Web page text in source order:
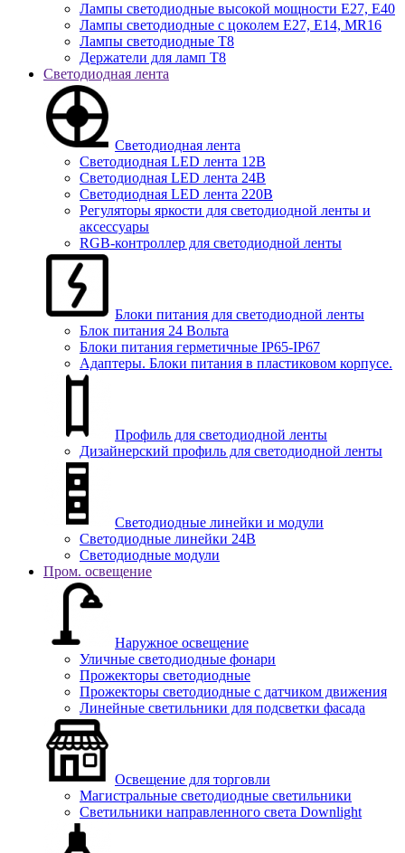
Лампы светодиодные высокой мощности Е27, Е40
Лампы светодиодные с цоколем Е27, Е14, MR16
Лампы светодиодные Т8
Держатели для ламп T8
Светодиодная лента
Светодиодная лента
Светодиодная LED лента 12В
Светодиодная LED лента 24В
Светодиодная LED лента 220В
Регуляторы яркости для светодиодной ленты и
аксессуары
RGB-контроллер для светодиодной ленты
Блоки питания для светодиодной ленты
Блок питания 24 Вольта
Блоки питания герметичные IP65-IP67
Адаптеры. Блоки питания в пластиковом корпусе.
Профиль для светодиодной ленты
Дизайнерский профиль для светодиодной ленты
Светодиодные линейки и модули
Светодиодные линейки 24В
Светодиодные модули
Пром. освещение
Наружное освещение
Уличные светодиодные фонари
Прожекторы светодиодные
Прожекторы светодиодные с датчиком движения
Линейные светильники для подсветки фасада
Освещение для торговли
Магистральные светодиодные светильники
Светильники направленного света Downlight